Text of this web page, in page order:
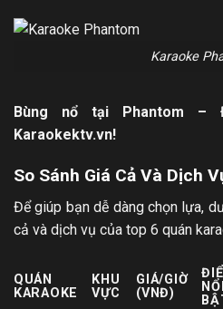
Karaoke
Bùng nổ tại Phantom –
Karaokektv.vn!
So Sánh Giá Cả Và Dịch
Để giúp bạn dễ dàng chọn lựa,
cả và dịch vụ của top 6 quán
QUÁN
KARAOKE
KHU
VỰC
GIÁ/GIỜ
(VNĐ)
NỔI